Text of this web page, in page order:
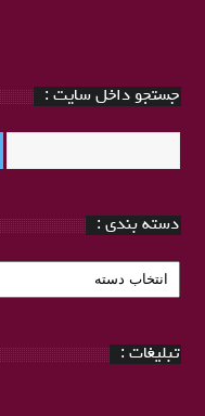
جستجو داخل سایت :
دسته بندی :
دسته
بندی
تبلیغات :